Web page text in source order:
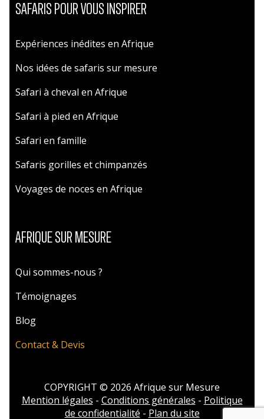
SAFARIS POUR VOUS INSPIRER
Expériences inédites en Afrique
Nos idées de safaris sur mesure
Safari à cheval en Afrique
Safari à pied en Afrique
Safari en famille
Safaris gorilles et chimpanzés
Voyages de noces en Afrique
AFRIQUE SUR MESURE
Qui sommes-nous ?
Témoignages
Blog
Contact & Devis
COPYRIGHT © 2026 Afrique sur Mesure
Mention légales - Conditions générales - Politique
de confidentialité - Plan du site